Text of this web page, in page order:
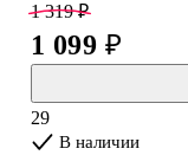
проверенной на
знания и опыт в
Что вы найдете в этой
— Пошаговую
постановки бизнес-
1 319 ₽
1 099 ₽
29
В наличии